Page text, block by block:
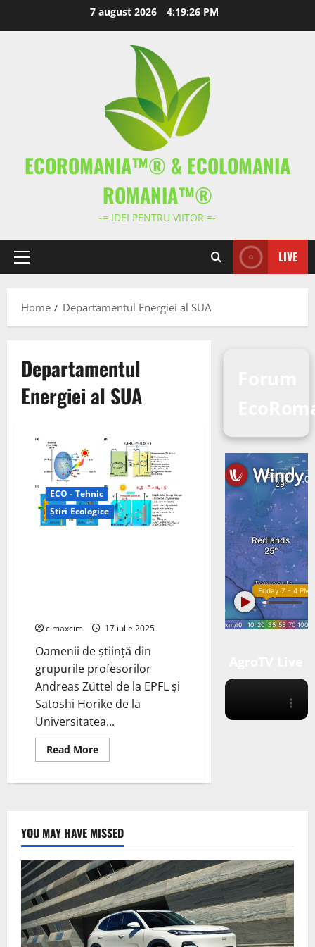
7 august 2026 4:19:26 PM
ECOROMANIA™® & ECOLOMANIA
ROMANIA™®
-= IDEI PENTRU VIITOR =-
Primary
LIVE
Home Departamentul Energiei al SUA
Departamentul
Energiei al SUA
ECO - Tehnic
Știri Ecologice
cimaxcim 17 iulie 2025
Oamenii de știință din
grupurile profesorilor
Andreas Züttel de la EPFL și
Satoshi Horike de la
Universitatea...
Read MoreRead
more
echipă
Kyoto
dezvoltă
un
nou
sistem
de
stocare
lichidă
pentru
hidrogen;
un
solvent
YOU MAY HAVE MISSED